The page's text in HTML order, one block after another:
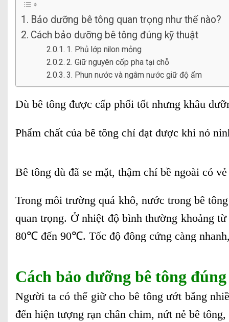
Bảo dưỡng bê tông quan trọng như thế nào?
Cách bảo dưỡng bê tông đúng kỹ thuật
1. Phủ lớp nilon mỏng
2. Giữ nguyên cốp pha tại chỗ
3. Phun nước và ngâm nước giữ độ ẩm
Dù bê tông được cấp phối tốt nhưng khâu
Phẩm chất của bê tông chỉ đạt được khi nó
Bê tông dù đã se mặt, thậm chí bề ngoài có
Trong môi trường quá khô, nước trong bê
quan trọng. Ở nhiệt độ bình thường khoảng
80℃ đến 90℃. Tốc độ đông cứng càng
Cách bảo dưỡng bê tông
Người ta có thể giữ cho bê tông ướt bằng
đến hiện tượng rạn chân chim, nứt nẻ bê